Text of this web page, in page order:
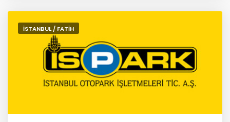
İSTANBUL / FATİH